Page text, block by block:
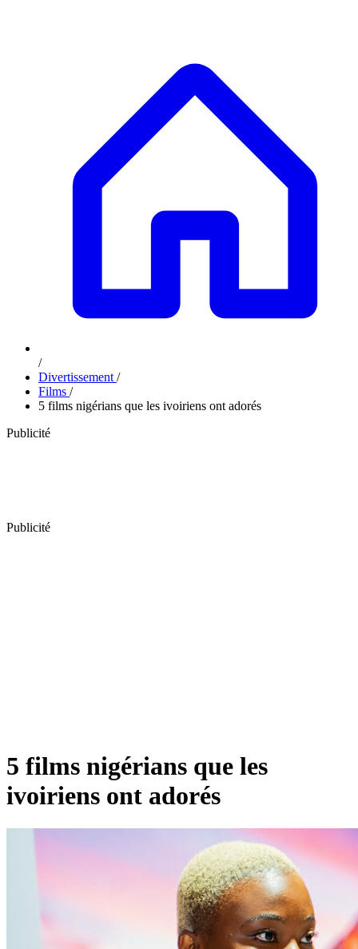
/
Divertissement /
Films /
5 films nigérians que les ivoiriens ont adorés
Publicité
Publicité
5 films nigérians que les
ivoiriens ont adorés